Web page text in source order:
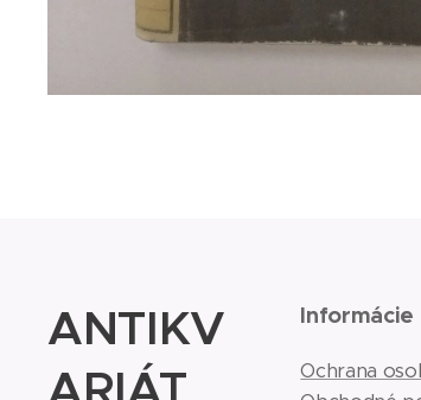
ANTIKV
ARIÁT
Informácie
Ochrana